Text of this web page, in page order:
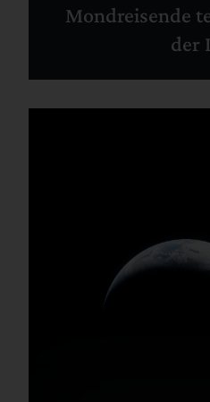
Mondreisende
der